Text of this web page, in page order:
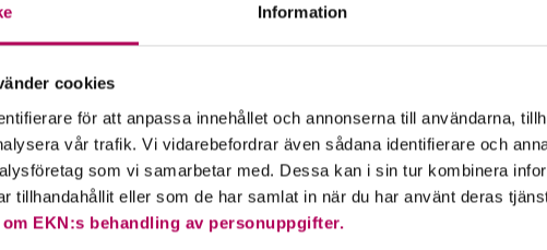
Information
cookies
för att anpassa innehållet och annonserna till användarna,
vår trafik. Vi vidarebefordrar även sådana identifierare och
som vi samarbetar med. Dessa kan i sin tur kombinera
tillhandahållit eller som de har samlat in när du har använt deras
EKN:s behandling av personuppgifter.
for the around 25 countries across the world that have the
countries depending on the risk development and
for Seychelles.